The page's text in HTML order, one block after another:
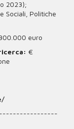
2023);
Sociali, Politiche
euro
€